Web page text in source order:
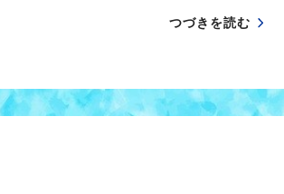
つづきを読む